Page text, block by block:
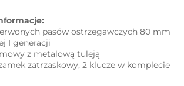
pasów ostrzegawczych 80 mm
I generacji
z metalową tuleją
zatrzaskowy, 2 klucze w komplecie